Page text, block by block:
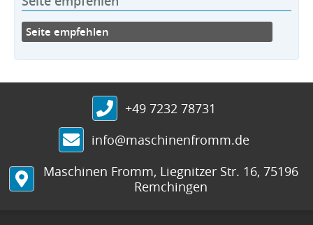
Seite empfehlen
+49 7232 78731
info@maschinenfromm.de
Maschinen Fromm, Liegnitzer Str. 16, 75196
Remchingen